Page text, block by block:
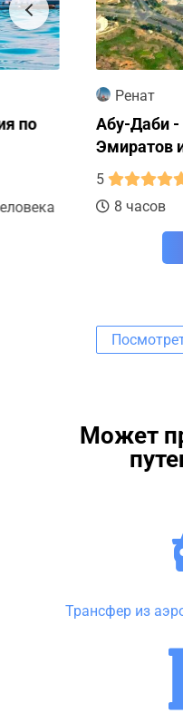
Абу-Даби - экскурсия
Эмиратов из города
3 отзыва
8 часов
Может
Трансфер из